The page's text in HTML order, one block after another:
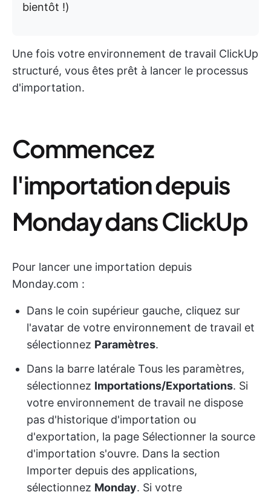
bientôt !)
Une fois votre environnement de travail ClickUp
structuré, vous êtes prêt à lancer le processus
d'importation.
Commencez
l'importation depuis
Monday dans ClickUp
Pour lancer une importation depuis
Monday.com :
Dans le coin supérieur gauche, cliquez sur
l'avatar de votre environnement de travail et
sélectionnez Paramètres.
Dans la barre latérale Tous les paramètres,
sélectionnez Importations/Exportations. Si
votre environnement de travail ne dispose
pas d'historique d'importation ou
d'exportation, la page Sélectionner la source
d'importation s'ouvre. Dans la section
Importer depuis des applications,
sélectionnez Monday. Si votre